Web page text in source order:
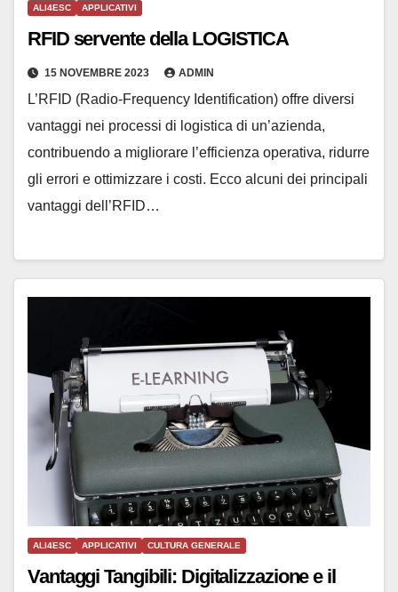
ALI4ESC APPLICATIVI
RFID servente della LOGISTICA
15 NOVEMBRE 2023 ADMIN
L’RFID (Radio-Frequency Identification) offre diversi
vantaggi nei processi di logistica di un’azienda,
contribuendo a migliorare l’efficienza operativa, ridurre
gli errori e ottimizzare i costi. Ecco alcuni dei principali
vantaggi dell’RFID…
ALI4ESC APPLICATIVI CULTURA GENERALE
Vantaggi Tangibili: Digitalizzazione e il